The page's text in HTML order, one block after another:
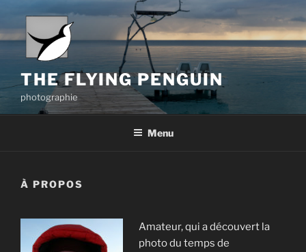
contenu
principal
THE FLYING PENGUIN
photographie
Menu
À PROPOS
Amateur, qui a découvert la
photo du temps de